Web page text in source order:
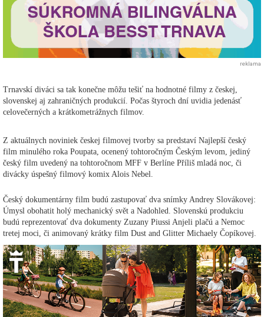
reklama
Trnavskí diváci sa tak konečne môžu tešiť na hodnotné filmy z českej,
slovenskej aj zahraničných produkcií. Počas štyroch dní uvidia jedenásť
celovečerných a krátkometrážnych filmov.
Z aktuálnych noviniek českej filmovej tvorby sa predstaví Najlepší český
film minulého roka Poupata, ocenený tohtoročným Českým levom, jediný
český film uvedený na tohtoročnom MFF v Berlíne Příliš mladá noc, či
divácky úspešný filmový komix Alois Nebel.
Český dokumentárny film budú zastupovať dva snímky Andrey Slovákovej:
Úmysl obohatit holý mechanický svět a Nadohled. Slovenskú produkciu
budú reprezentovať dva dokumenty Zuzany Piussi Anjeli plačú a Nemoc
tretej moci, či animovaný krátky film Dust and Glitter Michaely Čopíkovej.